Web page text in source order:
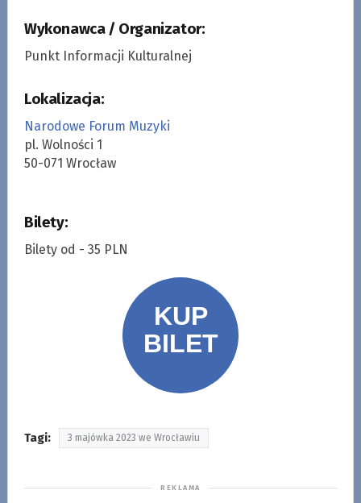
Wykonawca / Organizator:
Punkt Informacji Kulturalnej
Lokalizacja:
Narodowe Forum Muzyki
pl. Wolności 1
50-071 Wrocław
Bilety:
Bilety od - 35 PLN
Tagi: 3 majówka 2023 we Wrocławiu